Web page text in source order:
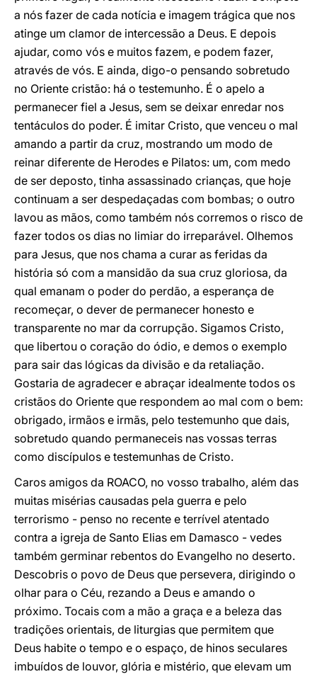
a nós fazer de cada notícia e imagem trágica que nos
atinge um clamor de intercessão a Deus. E depois
ajudar, como vós e muitos fazem, e podem fazer,
através de vós. E ainda, digo-o pensando sobretudo
no Oriente cristão: há o testemunho. É o apelo a
permanecer fiel a Jesus, sem se deixar enredar nos
tentáculos do poder. É imitar Cristo, que venceu o mal
amando a partir da cruz, mostrando um modo de
reinar diferente de Herodes e Pilatos: um, com medo
de ser deposto, tinha assassinado crianças, que hoje
continuam a ser despedaçadas com bombas; o outro
lavou as mãos, como também nós corremos o risco de
fazer todos os dias no limiar do irreparável. Olhemos
para Jesus, que nos chama a curar as feridas da
história só com a mansidão da sua cruz gloriosa, da
qual emanam o poder do perdão, a esperança de
recomeçar, o dever de permanecer honesto e
transparente no mar da corrupção. Sigamos Cristo,
que libertou o coração do ódio, e demos o exemplo
para sair das lógicas da divisão e da retaliação.
Gostaria de agradecer e abraçar idealmente todos os
cristãos do Oriente que respondem ao mal com o bem:
obrigado, irmãos e irmãs, pelo testemunho que dais,
sobretudo quando permaneceis nas vossas terras
como discípulos e testemunhas de Cristo.
Caros amigos da ROACO, no vosso trabalho, além das
muitas misérias causadas pela guerra e pelo
terrorismo - penso no recente e terrível atentado
contra a igreja de Santo Elias em Damasco - vedes
também germinar rebentos do Evangelho no deserto.
Descobris o povo de Deus que persevera, dirigindo o
olhar para o Céu, rezando a Deus e amando o
próximo. Tocais com a mão a graça e a beleza das
tradições orientais, de liturgias que permitem que
Deus habite o tempo e o espaço, de hinos seculares
imbuídos de louvor, glória e mistério, que elevam um